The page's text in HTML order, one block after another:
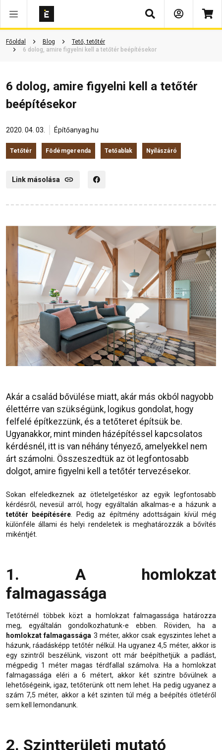
Keresés
Főoldal Blog
Tető, tetőtér
6 dolog, amire figyelni kell a tetőtér beépítésekor
6 dolog, amire figyelni kell a tetőtér
beépítésekor
2020. 04. 03. Építőanyag.hu
Tetőtér Födémgerenda Tetőablak Nyílászáró
Link másolása
Akár a család bővülése miatt, akár más okból nagyobb
élettérre van szükségünk, logikus gondolat, hogy
felfelé építkezzünk, és a tetőteret építsük be.
Ugyanakkor, mint minden házépítéssel kapcsolatos
kérdésnél, itt is van néhány tényező, amelyekkel nem
árt számolni. Összeszedtük az öt legfontosabb
dolgot, amire figyelni kell a tetőtér tervezésekor.
Sokan elfeledkeznek az ötletelgetéskor az egyik legfontosabb
kérdésről, nevesül arról, hogy egyáltalán alkalmas-e a házunk a
tetőtér beépítésére . Pedig az építmény adottságain kívül még
különféle állami és helyi rendeletek is meghatározzák a bővítés
mikéntjét.
1. A homlokzat
falmagassága
Tetőtérnél többek közt a homlokzat falmagassága határozza
meg, egyáltalán gondolkozhatunk-e ebben. Röviden, ha a
homlokzat falmagassága 3 méter, akkor csak egyszintes lehet a
házunk, ráadásképp tetőtér nélkül. Ha ugyanez 4,5 méter, akkor is
egy szintről beszélünk, viszont ott már beépíthetjük a padlást,
mégpedig 1 méter magas térdfallal számolva. Ha a homlokzat
falmagassága eléri a 6 métert, akkor két szintre bővülnek a
lehetőségeink, igaz, tetőterünk ott nem lehet. Ha pedig ugyanez a
szám 7,5 méter, akkor a két szinten túl még a beépítés ötletéről
sem kell lemondanunk.
2. Szintterületi mutató